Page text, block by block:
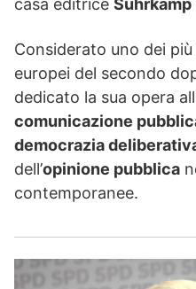
casa editrice Suhrkamp
Considerato uno dei
europei del secondo
dedicato la sua opera
comunicazione
democrazia
dell’opinione pubblica
contemporanee.